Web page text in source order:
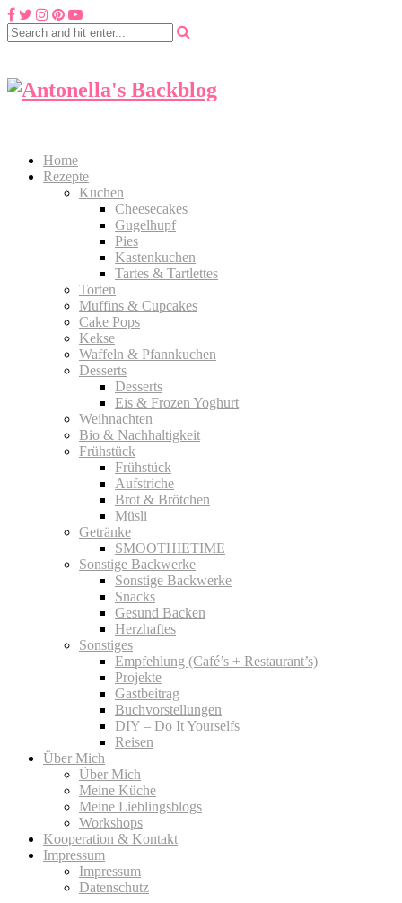
Home
Rezepte
Kuchen
Cheesecakes
Gugelhupf
Pies
Kastenkuchen
Tartes & Tartlettes
Torten
Muffins & Cupcakes
Cake Pops
Kekse
Waffeln & Pfannkuchen
Desserts
Desserts
Eis & Frozen Yoghurt
Weihnachten
Bio & Nachhaltigkeit
Frühstück
Frühstück
Aufstriche
Brot & Brötchen
Müsli
Getränke
SMOOTHIETIME
Sonstige Backwerke
Sonstige Backwerke
Snacks
Gesund Backen
Herzhaftes
Sonstiges
Empfehlung (Café’s + Restaurant’s)
Projekte
Gastbeitrag
Buchvorstellungen
DIY – Do It Yourselfs
Reisen
Über Mich
Über Mich
Meine Küche
Meine Lieblingsblogs
Workshops
Kooperation & Kontakt
Impressum
Impressum
Datenschutz